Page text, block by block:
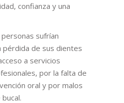
confianza y una
sufrían
de sus dientes
a servicios
por la falta de
oral y por malos